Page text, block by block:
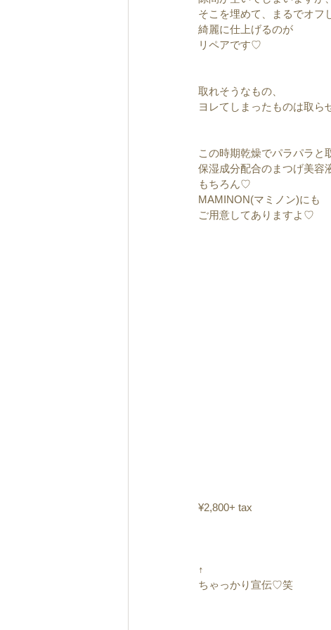
そこを埋めて、まるでオフ
綺麗に仕上げるのが
リペアです♡
取れそうなもの、
ヨレてしまったものは取ら
この時期乾燥でパラパラと
保湿成分配合のまつげ美容
もちろん♡
MAMINON(マミノン)にも
ご用意してありますよ♡
¥2,800+ tax
↑
ちゃっかり宣伝♡笑